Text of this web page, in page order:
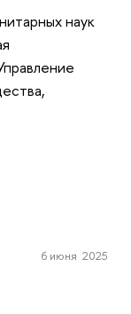
наук
6 июня 2025